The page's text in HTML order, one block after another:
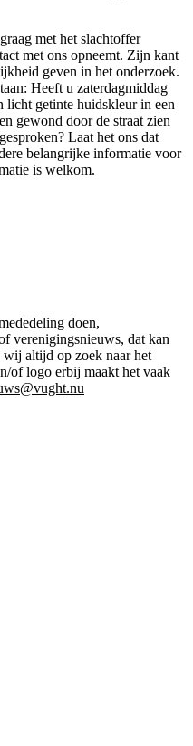
met het slachtoffer
met ons opneemt. Zijn kant
geven in het onderzoek.
Heeft u zaterdagmiddag
licht getinte huidskleur in een
gewond door de straat zien
Laat het ons dat
belangrijke informatie voor
is welkom.
doen,
verenigingsnieuws, dat kan
altijd op zoek naar het
of logo erbij maakt het vaak